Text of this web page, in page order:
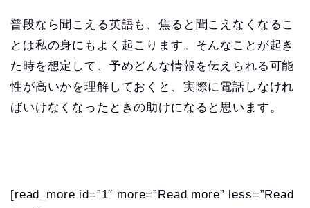
普段なら聞こえる英語も、焦ると聞こえなくなるこ
とは私の身にもよく起こります。そんなことが起き
た時を想定して、予めどんな情報を伝えられる可能
性が高いかを理解しておくと、実際に電話しなけれ
ばいけなくなったときの助けになると思います。
[read_more id=”1″ more=”Read more” less=”Read